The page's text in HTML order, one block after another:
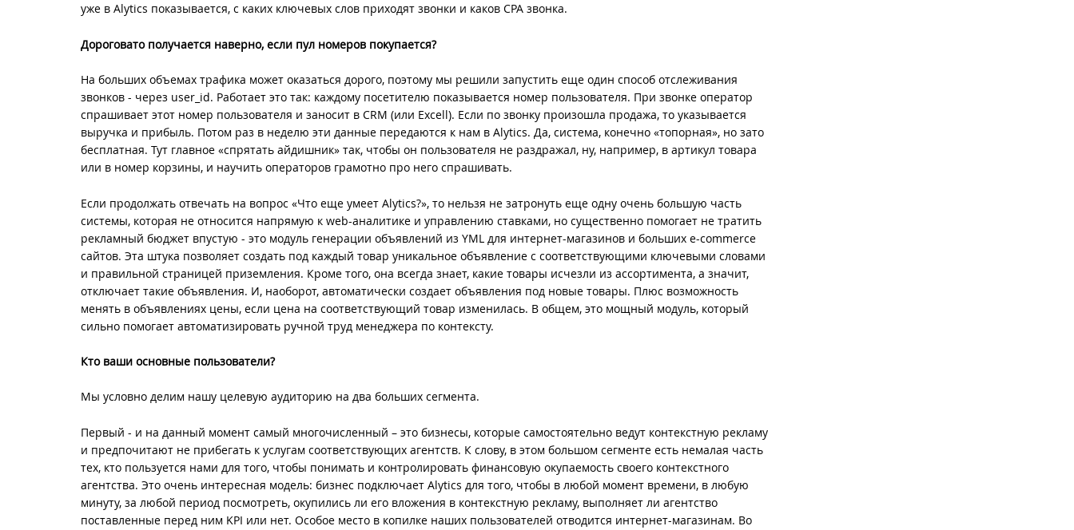
уже в Alytics показывается, с каких ключевых слов приходят звонки и каков CPA звонка.
Дороговато получается наверно, если пул номеров покупается?
На больших объемах трафика может оказаться дорого, поэтому мы решили запустить еще один способ отслеживания
звонков - через user_id. Работает это так: каждому посетителю показывается номер пользователя. При звонке оператор
спрашивает этот номер пользователя и заносит в CRM (или Excell). Если по звонку произошла продажа, то указывается
выручка и прибыль. Потом раз в неделю эти данные передаются к нам в Alytics. Да, система, конечно «топорная», но зато
бесплатная. Тут главное «спрятать айдишник» так, чтобы он пользователя не раздражал, ну, например, в артикул товара
или в номер корзины, и научить операторов грамотно про него спрашивать.
Если продолжать отвечать на вопрос «Что еще умеет Alytics?», то нельзя не затронуть еще одну очень большую часть
системы, которая не относится напрямую к web-аналитике и управлению ставками, но существенно помогает не тратить
рекламный бюджет впустую - это модуль генерации объявлений из YML для интернет-магазинов и больших e-commerce
сайтов. Эта штука позволяет создать под каждый товар уникальное объявление с соответствующими ключевыми словами
и правильной страницей приземления. Кроме того, она всегда знает, какие товары исчезли из ассортимента, а значит,
отключает такие объявления. И, наоборот, автоматически создает объявления под новые товары. Плюс возможность
менять в объявлениях цены, если цена на соответствующий товар изменилась. В общем, это мощный модуль, который
сильно помогает автоматизировать ручной труд менеджера по контексту.
Кто ваши основные пользователи?
Мы условно делим нашу целевую аудиторию на два больших сегмента.
Первый - и на данный момент самый многочисленный – это бизнесы, которые самостоятельно ведут контекстную рекламу
и предпочитают не прибегать к услугам соответствующих агентств. К слову, в этом большом сегменте есть немалая часть
тех, кто пользуется нами для того, чтобы понимать и контролировать финансовую окупаемость своего контекстного
агентства. Это очень интересная модель: бизнес подключает Alytics для того, чтобы в любой момент времени, в любую
минуту, за любой период посмотреть, окупились ли его вложения в контекстную рекламу, выполняет ли агентство
поставленные перед ним KPI или нет. Особое место в копилке наших пользователей отводится интернет-магазинам. Во